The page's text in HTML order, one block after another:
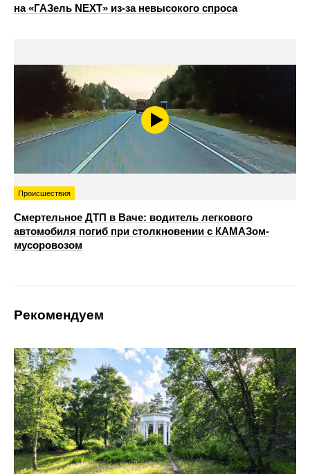
на «ГАЗель NEXT» из‑за невысокого спроса
Происшествия
Смертельное ДТП в Ваче: водитель легкового
автомобиля погиб при столкновении с КАМАЗом-
мусоровозом
Рекомендуем